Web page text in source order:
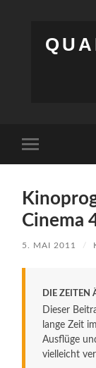
Menü
Cinema
5. MAI 2011 /
DIE ZEITEN
Dieser
lange Zeit
Ausflüge
vielleicht